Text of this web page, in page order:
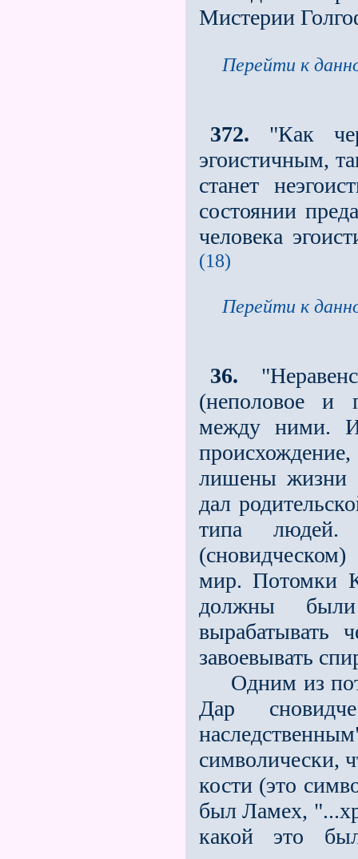
Мистерии
Перейти к
372. "Как
эгоистичным,
станет
состоянии
человека
(18)
Перейти к
36.
(неполовое и
между ними.
лишены жизни
дал
типа
(сновидческом)
мир. Потомки
должны
вырабатывать
завоевывать
Одним из
Дар
символически,
кости (это
был Ламех,
какой это